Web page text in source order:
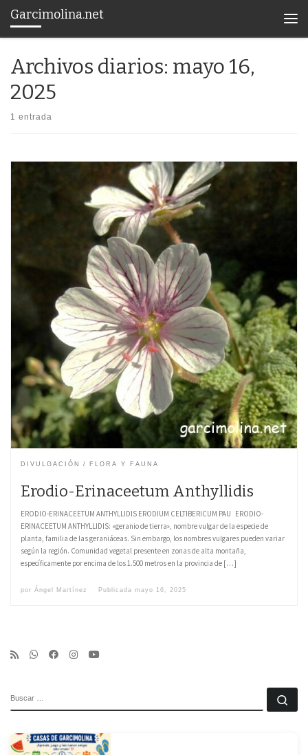
Saltar al contenido
Garcimolina.net
Archivos diarios: mayo 16,
2025
1 entrada
DIVULGACIÓN FLORA Y FAUNA
Erodio-Erinaceetum Anthyllidis
ERODIO-ERINACEETUM ANTHYLLIDIS ERODIUM CELTIBERICUM PAU ERODIO-
ERINACEETUM ANTHYLLIDIS: «geranio de tierra», nombre vulgar de la especie de
planta, familia de las geraniáceas. Sin embargo, los nombres vulgares pueden variar
según la región. Comunidad vegetal presente en zonas de alta montaña,
específicamente por encima de los 1.500 metros en la provincia de […]
por Ángel Martínez Publicada mayo 16, 2025